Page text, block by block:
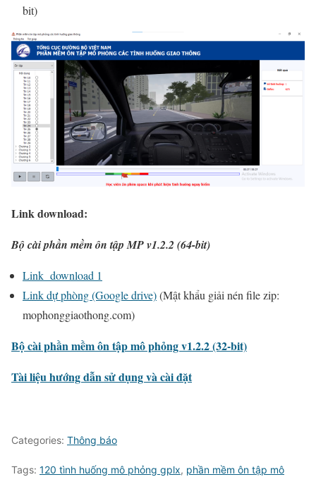
bit)
Link download:
Bộ cài phần mềm ôn tập MP v1.2.2 (64-bit)
Link download 1
Link dự phòng (Google drive)(Mật khẩu giải nén file zip:
mophonggiaothong.com)
Bộ cài phần mềm ôn tập mô phỏng v1.2.2 (32-bit)
Tài liệu hướng dẫn sử dụng và cài đặt
Categories: Thông báo
Tags: 120 tình huống mô phỏng gplx, phần mềm ôn tập mô